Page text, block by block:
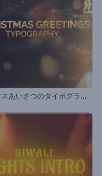
ク
リスマスあいさつのタイポグラフィ